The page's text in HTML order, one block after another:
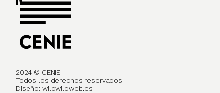
2024 © CENIE
Todos los derechos reservados
Diseño: wildwildweb.es